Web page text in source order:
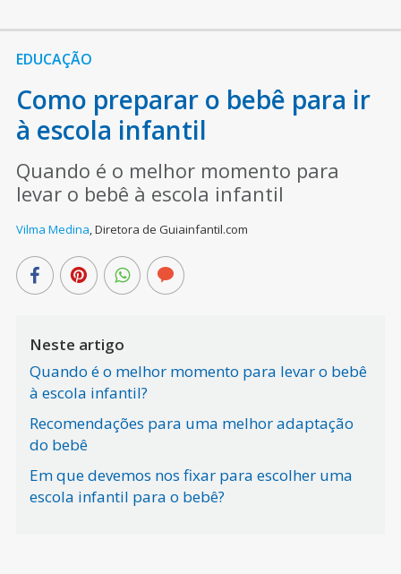
EDUCAÇÃO
Como preparar o bebê para ir
à escola infantil
Quando é o melhor momento para
levar o bebê à escola infantil
Vilma Medina,Diretora de Guiainfantil.com
Neste artigo
Quando é o melhor momento para levar o bebê
à escola infantil?
Recomendações para uma melhor adaptação
do bebê
Em que devemos nos fixar para escolher uma
escola infantil para o bebê?